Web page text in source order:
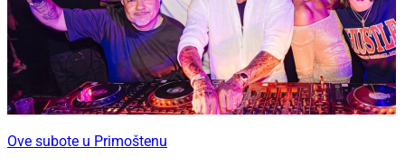
Ove subote u Primoštenu